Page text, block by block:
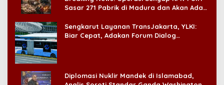
Sasar 271 Pabrik di Madura dan Akan Ada
Sengkarut Layanan TransJakarta, YLKI:
Biar Cepat, Adakan Forum Dialog
Diplomasi Nuklir Mandek di Islamabad,